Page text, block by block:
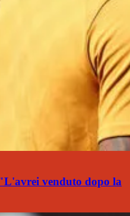
venduto dopo la